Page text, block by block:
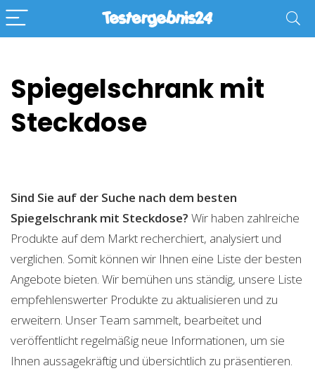
Spiegelschrank mit
Steckdose
Sind Sie auf der Suche nach dem besten
Spiegelschrank mit Steckdose? Wir haben zahlreiche
Produkte auf dem Markt recherchiert, analysiert und
verglichen. Somit können wir Ihnen eine Liste der besten
Angebote bieten. Wir bemühen uns ständig, unsere Liste
empfehlenswerter Produkte zu aktualisieren und zu
erweitern. Unser Team sammelt, bearbeitet und
veröffentlicht regelmäßig neue Informationen, um sie
Ihnen aussagekräftig und übersichtlich zu präsentieren.